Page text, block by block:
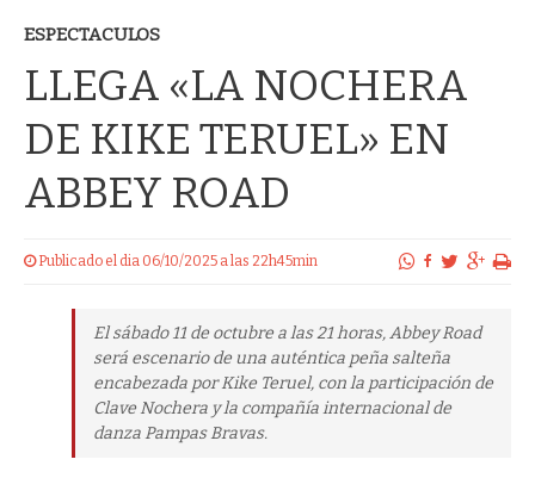
ESPECTACULOS
LLEGA «LA NOCHERA
DE KIKE TERUEL» EN
ABBEY ROAD
Publicado el dia 06/10/2025 a las 22h45min
El sábado 11 de octubre a las 21 horas, Abbey Road
será escenario de una auténtica peña salteña
encabezada por Kike Teruel, con la participación de
Clave Nochera y la compañía internacional de
danza Pampas Bravas.